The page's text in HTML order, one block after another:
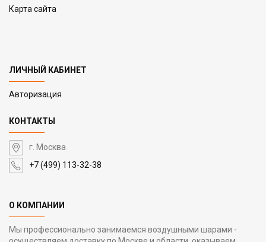
Карта сайта
ЛИЧНЫЙ КАБИНЕТ
Авторизация
КОНТАКТЫ
г. Москва
+7 (499) 113-32-38
О КОМПАНИИ
Мы профессионально занимаемся воздушными шарами -